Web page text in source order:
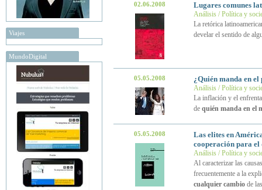
Viajes
MundoDigital
02.06.2008 Lugares comunes
Análisis / Política y
La retórica
develar el sentido de
05.05.2008 ¿Quién manda en
Análisis / Política y
La inflación y el
de quién manda en el
05.05.2008
Las elites en
cooperación para
Análisis / Política y
Al caracterizar las
frecuentemente a la
cualquier cambiode